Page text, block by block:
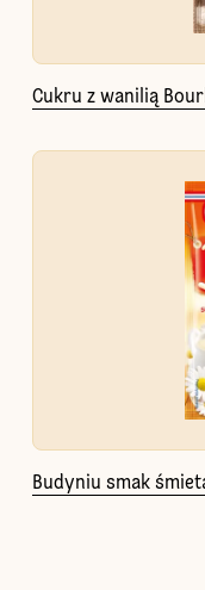
Cukru z wanilią
Budyniu smak